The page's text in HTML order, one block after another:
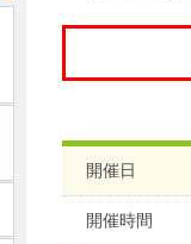
開催日
開催時間